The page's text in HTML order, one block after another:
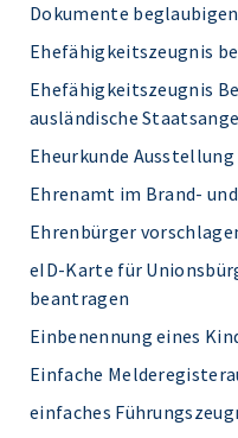
Dokumente
Ehefähigkeitszeugnis
Ehefähigkeitszeugnis
ausländische
Eheurkunde
Ehrenamt im Brand-
Ehrenbürger
eID-Karte für
beantragen
Einbenennung eines
Einfache
einfaches